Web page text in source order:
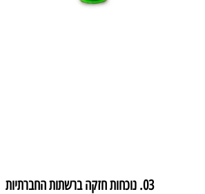
03. נוכחות חזקה ברשתות החברתיות